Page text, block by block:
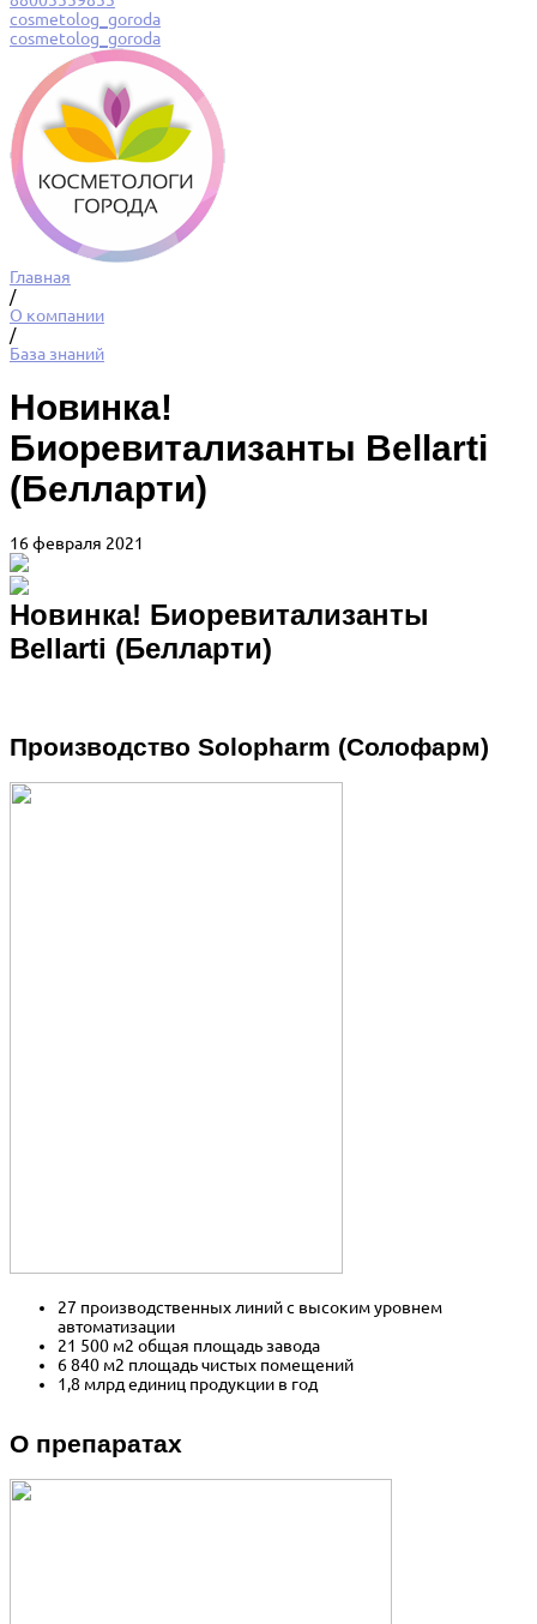
cosmetolog_goroda
cosmetolog_goroda
Главная
/
О компании
/
База знаний
Новинка!
Биоревитализанты Bellarti
(Белларти)
16 февраля 2021
Новинка! Биоревитализанты
Bellarti (Белларти)
Производство Solopharm (Солофарм)
27 производственных линий с высоким уровнем
автоматизации
21 500 м2 общая площадь завода
6 840 м2 площадь чистых помещений
1,8 млрд единиц продукции в год
О препаратах